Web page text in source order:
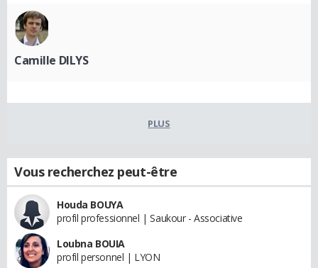
Camille DILYS
PLUS
Vous recherchez peut-être
Houda BOUYA
profil professionnel | Saukour - Associative
Loubna BOUIA
profil personnel | LYON